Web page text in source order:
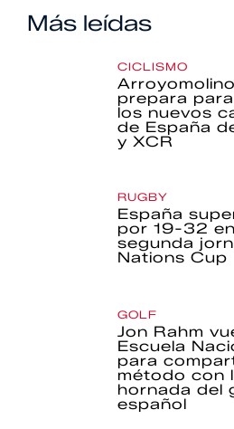
Más leídas
CICLISMO
prepara
los nuevos
de España
y XCR
RUGBY
España
por 19-32
segunda
Nations Cup
GOLF
Jon Rahm
Escuela
para
método con
hornada del
español